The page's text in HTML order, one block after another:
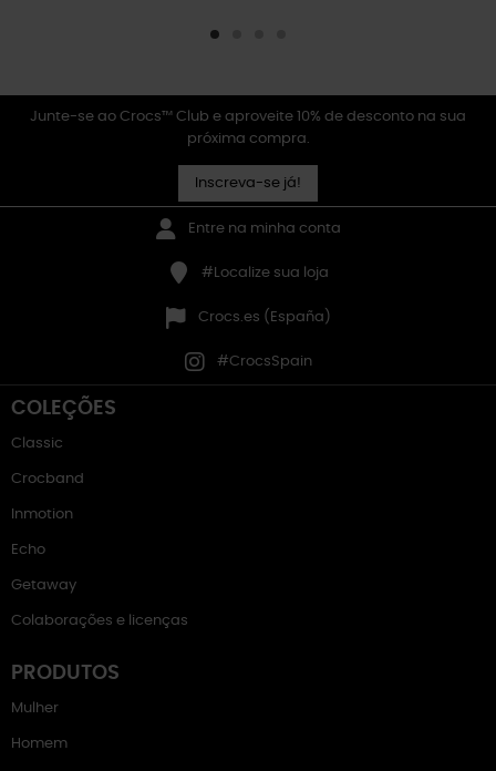
Junte-se ao Crocs™ Club e aproveite 10% de desconto na sua
próxima compra.
Inscreva-se já!
Entre na minha conta
#Localize sua loja
Crocs.es (España)
#CrocsSpain
COLEÇÕES
Classic
Crocband
Inmotion
Echo
Getaway
Colaborações e licenças
PRODUTOS
Mulher
Homem